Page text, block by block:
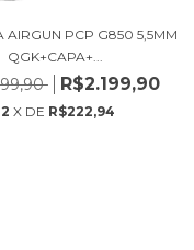
AIRGUN PCP G850 5,5MM
QGK+CAPA+...
R$2.199,90
X DE R$222,94